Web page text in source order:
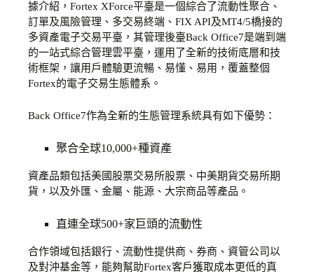
據介紹，Fortex XForce平臺是一個綜合了流動性聚合、
訂單及風險管理、多交易終端、FIX API及MT4/5橋接的
多資產電子交易平臺，其管理後臺Back Office7是端到端
的一站式綜合管理雲平臺，運用了全新的技術底層和技
術框架，讓用戶體驗更流暢、易懂、易用，覆蓋整個
Fortex的電子交易生態體系。
Back Office7作為全新的生態管理系統具有如下優勢：
聚合全球10,000+種資產
資產品類包括美國股票交易所股票、中美期貨交易所期
貨，以及外匯、金屬、能源、大宗商品等產品。
直連全球500+家巨頭的流動性
合作領域包括銀行、流動性提供商、券商、資管公司以
及對沖基金等，能夠幫助Fortex客戶獲取成本更低的真